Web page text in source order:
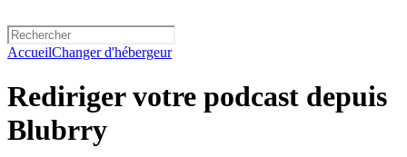
AccueilChanger d'hébergeur
Rediriger votre podcast depuis
Blubrry